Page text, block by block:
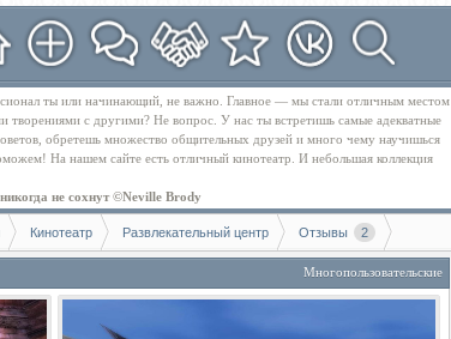
ты или начинающий, не важно. Главное — мы стали отличным местом
творениями с другими? Не вопрос. У нас ты встретишь самые адекватные
обретешь множество общительных друзей и много чему научишься
На нашем сайте есть отличный кинотеатр. И небольшая коллекция
не сохнут ©Neville Brody
Кинотеатр Развлекательный центр Отзывы 2
Многопользовательские